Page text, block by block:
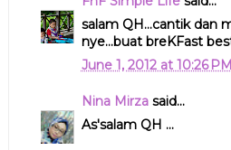
salam QH...cantik dan
nye...buat breKFast
June 1, 2012 at 10:26 PM
Nina Mirzasaid...
As'salam QH ...